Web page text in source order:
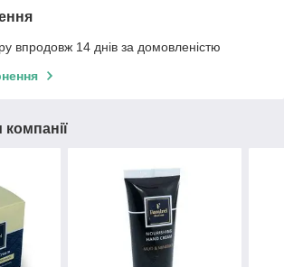
впродовж 14 днів за домовленістю
компанії